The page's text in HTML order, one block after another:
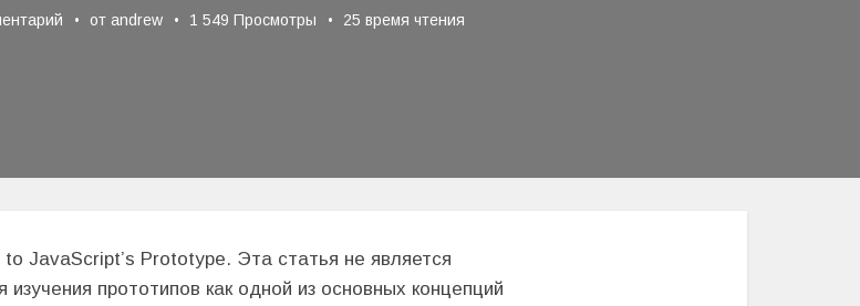
от andrew 1 549 Просмотры 25 время чтения
JavaScript’s Prototype. Эта статья не является
прототипов как одной из основных концепций